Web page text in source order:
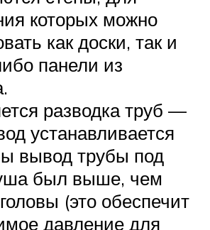
которых можно
как доски, так и
панели из
разводка труб —
устанавливается
вывод трубы под
был выше, чем
(это обеспечит
давление для